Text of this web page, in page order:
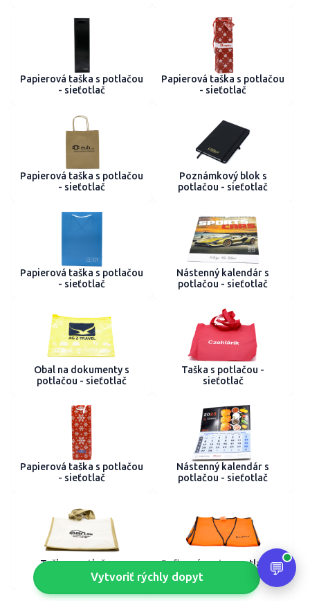
Vytvoriť rýchly dopyt
Papierová taška s potlačou
- sieťotlač
Papierová taška s potlačou
- sieťotlač
Papierová taška s potlačou
- sieťotlač
Poznámkový blok s
potlačou - sieťotlač
Papierová taška s potlačou
- sieťotlač
Nástenný kalendár s
potlačou - sieťotlač
Obal na dokumenty s
potlačou - sieťotlač
Taška s potlačou -
sieťotlač
Papierová taška s potlačou
- sieťotlač
Nástenný kalendár s
potlačou - sieťotlač
Taška s potlačou -
sieťotlač
Reflexná vesta s potlačou -
sieťotlač